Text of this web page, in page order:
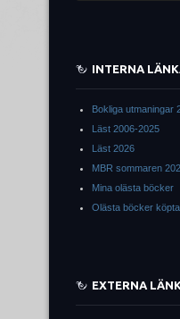
INTERNA
Bokliga utmaningar
Läst 2006-2025
Läst 2026
MBR sommaren
Mina olästa böcker
Olästa böcker
EXTERNA